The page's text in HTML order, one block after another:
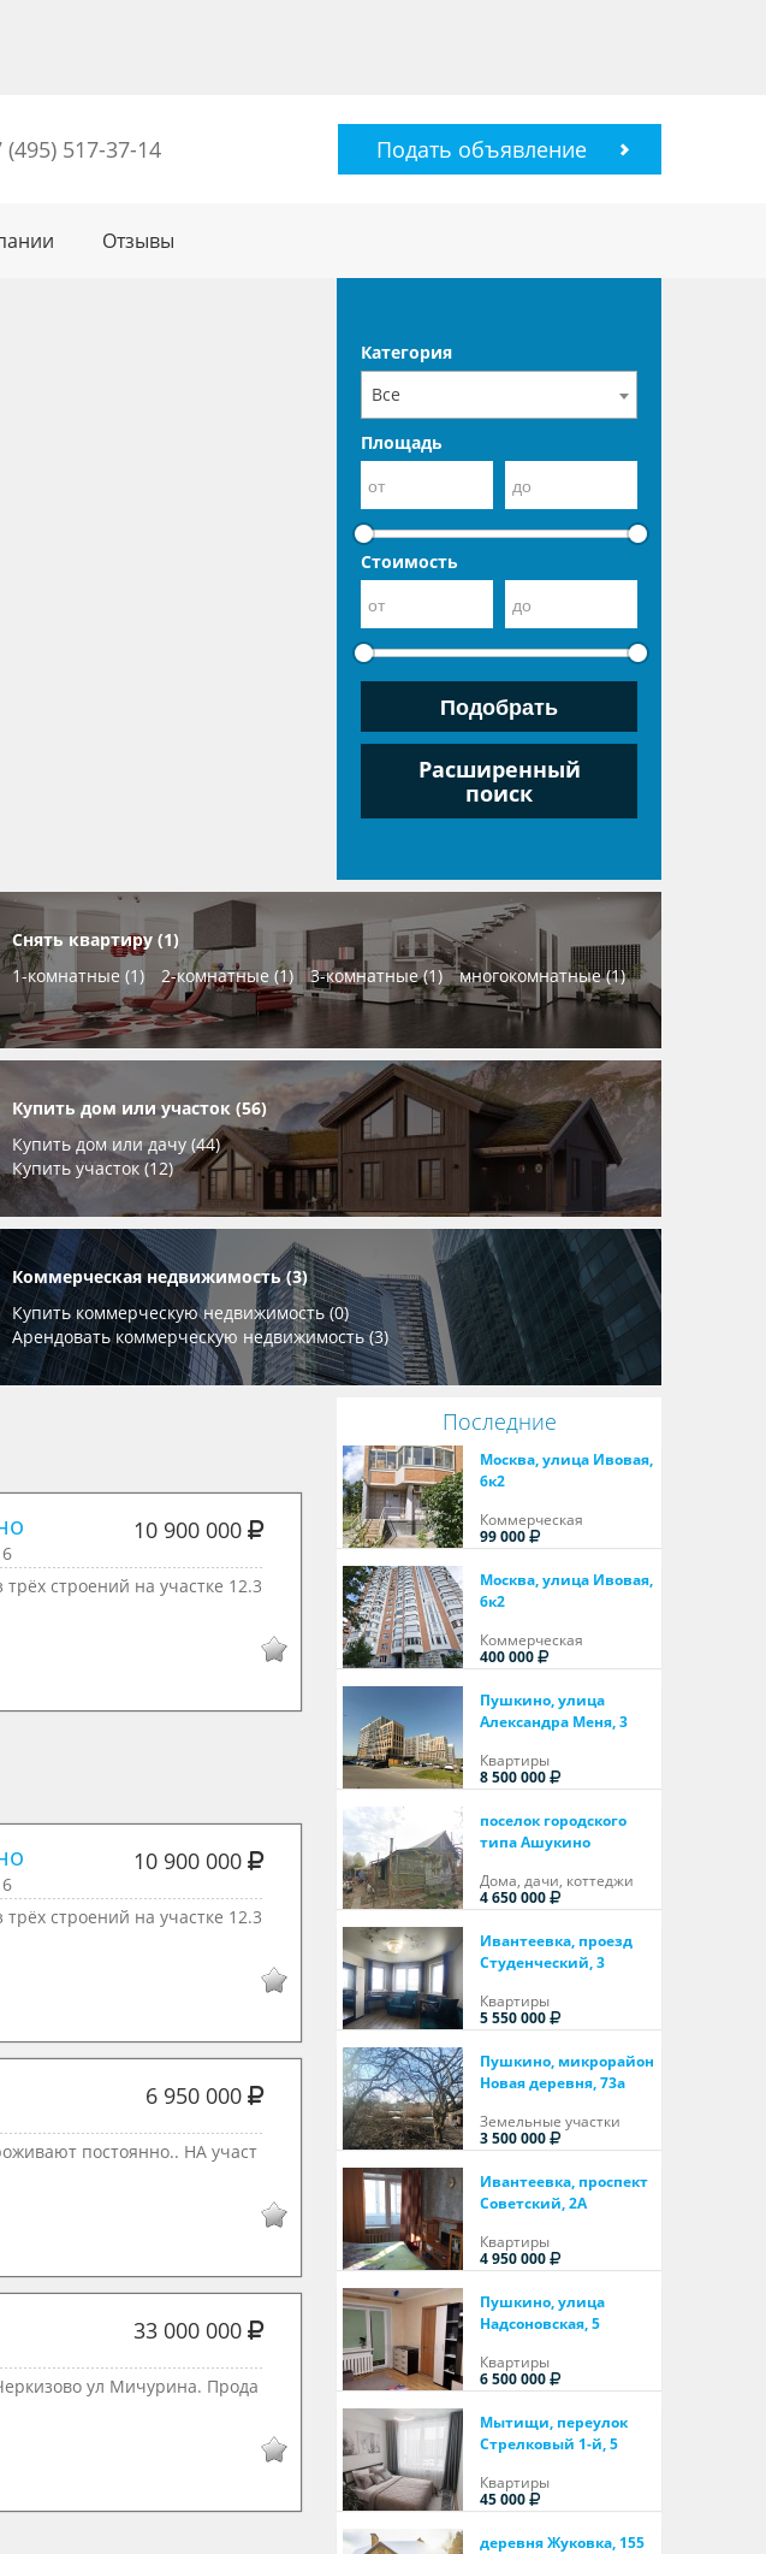
(495) 517-37-14 Подать объявление
Отзывы
Категория
Все
Площадь
Стоимость
Расширенный
поиск
Снять квартиру (1)
1-комнатные (1)
2-комнатные (1) 3-комнатные (1) многокомнатные (1)
Купить дом или участок (56)
Купить дом или дачу (44)
Купить участок (12)
Коммерческая недвижимость (3)
Купить коммерческую недвижимость (0)
Арендовать коммерческую недвижимость (3)
10 900 000
строений на участке 12.3
10 900 000
строений на участке 12.3
6 950 000
постоянно.. НА участ
33 000 000
ул Мичурина. Прода
Последние
Москва, улица Ивовая,
6к2
Коммерческая
99 000
Москва, улица Ивовая,
6к2
Коммерческая
400 000
Пушкино, улица
Александра Меня, 3
Квартиры
8 500 000
поселок городского
типа Ашукино
Дома, дачи, коттеджи
4 650 000
Ивантеевка, проезд
Студенческий, 3
Квартиры
5 550 000
Пушкино, микрорайон
Новая деревня, 73а
Земельные участки
3 500 000
Ивантеевка, проспект
Советский, 2А
Квартиры
4 950 000
Пушкино, улица
Надсоновская, 5
Квартиры
6 500 000
Мытищи, переулок
Стрелковый 1-й, 5
Квартиры
45 000
деревня Жуковка, 155